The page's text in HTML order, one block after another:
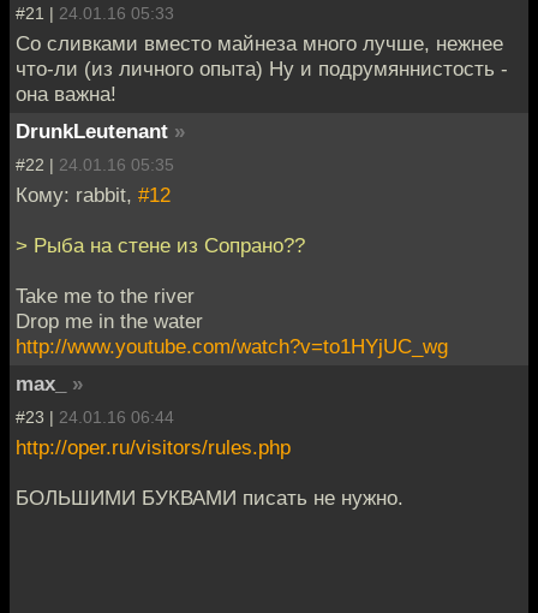
#21 | 24.01.16 05:33
Со сливками вместо майнеза много лучше, нежнее
что-ли (из личного опыта) Ну и подрумяннистость -
она важна!
DrunkLeutenant »
#22 | 24.01.16 05:35
Кому: rabbit, #12
> Рыба на стене из Сопрано??
Take me to the river
Drop me in the water
http://www.youtube.com/watch?v=to1HYjUC_wg
max_
»
#23 | 24.01.16 06:44
http://oper.ru/visitors/rules.php
БОЛЬШИМИ БУКВАМИ писать не нужно.